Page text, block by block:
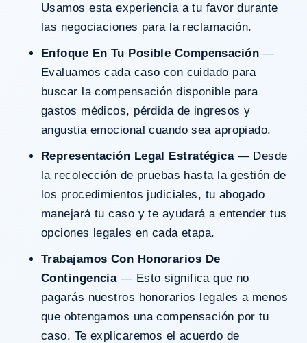
Usamos esta experiencia a tu favor durante
las negociaciones para la reclamación.
Enfoque En Tu Posible Compensación —
Evaluamos cada caso con cuidado para
buscar la compensación disponible para
gastos médicos, pérdida de ingresos y
angustia emocional cuando sea apropiado.
Representación Legal Estratégica— Desde
la recolección de pruebas hasta la gestión de
los procedimientos judiciales, tu abogado
manejará tu caso y te ayudará a entender tus
opciones legales en cada etapa.
Trabajamos Con Honorarios De
Contingencia— Esto significa que no
pagarás nuestros honorarios legales a menos
que obtengamos una compensación por tu
caso. Te explicaremos el acuerdo de